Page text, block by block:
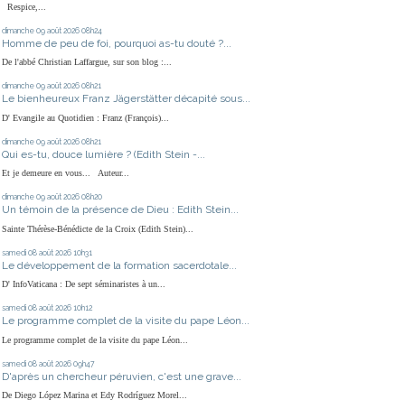
Respice,...
dimanche 09 août 2026 08h24
Homme de peu de foi, pourquoi as-tu douté ?...
De l'abbé Christian Laffargue, sur son blog :...
dimanche 09 août 2026 08h21
Le bienheureux Franz Jägerstätter décapité sous...
D' Evangile au Quotidien : Franz (François)...
dimanche 09 août 2026 08h21
Qui es-tu, douce lumière ? (Edith Stein -...
Et je demeure en vous... Auteur...
dimanche 09 août 2026 08h20
Un témoin de la présence de Dieu : Edith Stein...
Sainte Thérèse-Bénédicte de la Croix (Edith Stein)...
samedi 08 août 2026 10h31
Le développement de la formation sacerdotale...
D' InfoVaticana : De sept séminaristes à un...
samedi 08 août 2026 10h12
Le programme complet de la visite du pape Léon...
Le programme complet de la visite du pape Léon...
samedi 08 août 2026 09h47
D'après un chercheur péruvien, c'est une grave...
De Diego López Marina et Edy Rodríguez Morel...